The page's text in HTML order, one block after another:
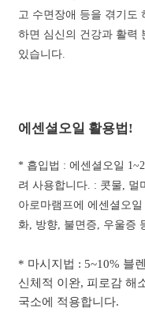
고 수면장애 등을 겪기도
하면 심신의 건강과 활력
있습니다.
에센셜오일 활용법!
* 흡입법 : 에센셜오일
려 사용합니다. : 콧물, 멀
아로마램프에 에센셜오
화, 방향, 불면증, 우울증
* 마시지법 : 5~10% 블
신체적 이완, 피로감 해
국소에 적용합니다.